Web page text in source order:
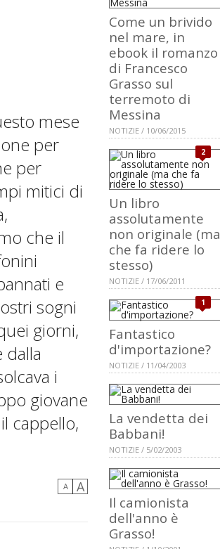
mese
per
per
mitici di
che il
e
sogni
giorni,
i
giovane
cappello,
A A
Come un brivido
nel mare, in
ebook il romanzo
di Francesco
Grasso sul
terremoto di
Messina
NOTIZIE / 10/06/2015
2
Un libro
assolutamente
non originale (ma
che fa ridere lo
stesso)
NOTIZIE / 17/06/2011
1
Fantastico
d'importazione?
NOTIZIE / 11/04/2003
La vendetta dei
Babbani!
NOTIZIE / 5/02/2003
Il camionista
dell'anno è
Grasso!